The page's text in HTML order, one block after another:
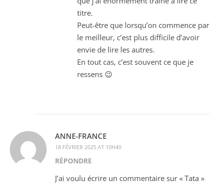
titre.
Peut-être que lorsqu’on commence par
le meilleur, c’est plus difficile d’avoir
envie de lire les autres.
En tout cas, c’est souvent ce que je
ressens 😉
ANNE-FRANCE
18 FÉVRIER 2025 AT 10H40
RÉPONDRE
J’ai voulu écrire un commentaire sur « Tata »